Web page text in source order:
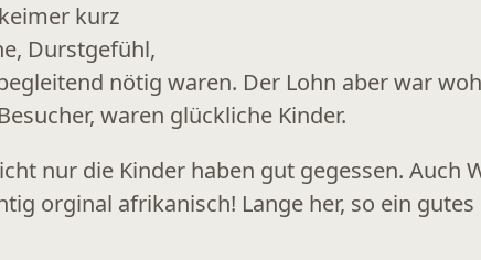
kurz
Durstgefühl,
nötig waren. Der Lohn aber war
waren glückliche Kinder.
nur die Kinder haben gut gegessen. Auch
orginal afrikanisch! Lange her, so ein